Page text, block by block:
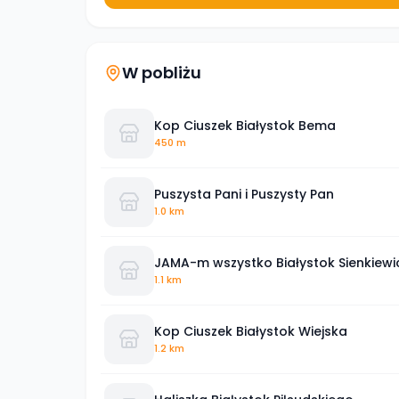
W pobliżu
Kop Ciuszek Białystok Bema
450 m
Puszysta Pani i Puszysty Pan
1.0 km
JAMA-m wszystko Białystok
1.1 km
Kop Ciuszek Białystok Wiejska
1.2 km